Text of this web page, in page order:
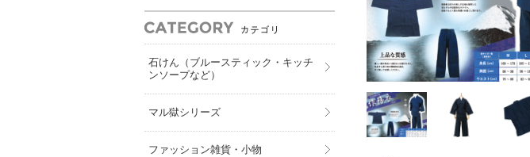
石けん（ブルースティック・キッチ
ンソープなど）
マル獄シリーズ
ファッション雑貨・小物